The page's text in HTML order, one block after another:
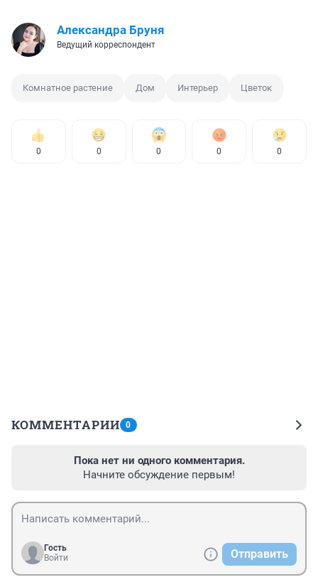
Александра Бруня
Ведущий корреспондент
Комнатное растение Дом Интерьер Цветок
0 0 0 0 0
КОММЕНТАРИИ 0
Пока нет ни одного комментария.
Начните обсуждение первым!
Гость
Войти
Отправить